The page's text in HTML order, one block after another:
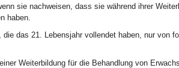
sie nachweisen, dass sie während ihrer
haben.
das 21. Lebensjahr vollendet haben, nur von
Weiterbildung für die Behandlung von